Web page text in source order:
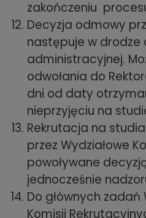
zakończeniu
Decyzja odmowy
następuje w drodze
administracyjnej.
odwołania do
dni od daty
nieprzyjęciu na
Rekrutacja na
przez Wydziałowe
powoływane
jednocześnie
Do głównych zadań
Komisji